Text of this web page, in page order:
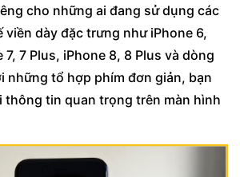
cho những ai đang sử dụng các
dày đặc trưng như iPhone 6,
7, 7 Plus, iPhone 8, 8 Plus và dòng
những tổ hợp phím đơn giản, bạn
thông tin quan trọng trên màn hình